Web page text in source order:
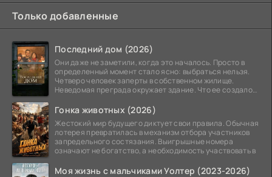
Только добавленные
Последний дом (2026)
Они даже не заметили, когда это началось. Просто в
определенный момент стало ясно: выбраться нельзя.
Четверо человек заперты в собственном жилище.
Неведомая преграда окружает здание. Что ее создало
Гонка животных (2026)
Жестокий мир будущего диктует свои правила. Обычная
лотерея превратилась в механизм отбора участников
запредельного состязания. Выигрышные номера
означают не богатство, а необходимость участвовать в
Моя жизнь с мальчиками Уолтер (2023-2026)